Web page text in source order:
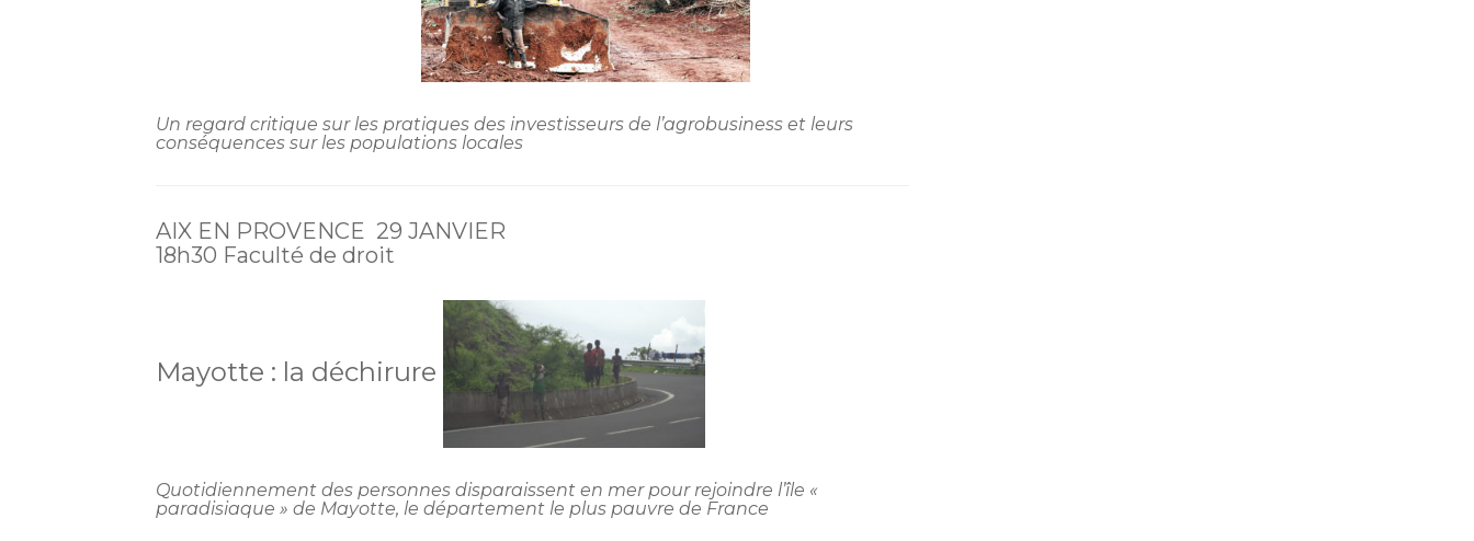
Un regard critique sur les pratiques des investisseurs de l’agrobusiness et leurs
conséquences sur les populations locales
AIX EN PROVENCE 29 JANVIER
18h30 Faculté de droit
Mayotte : la déchirure
Quotidiennement des personnes disparaissent en mer pour rejoindre l’île «
paradisiaque » de Mayotte, le département le plus pauvre de France